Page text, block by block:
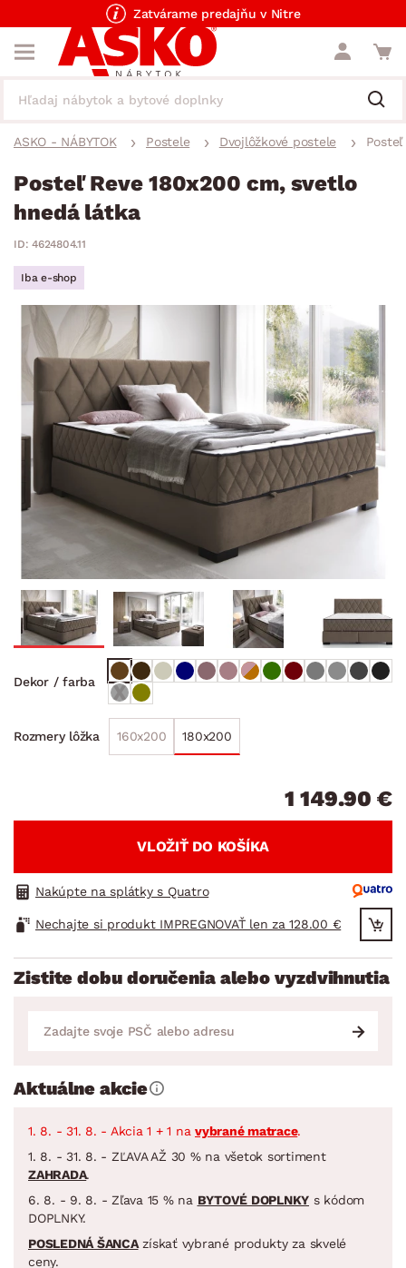
Zatvárame predajňu v Nitre
ASKO - NÁBYTOK Postele Dvojlôžkové postele
Posteľ Reve 180x200 cm, svetlo
hnedá látka
ID: 4624804.11
Iba e-shop
Dekor / farba
Rozmery lôžka 160x200 180x200
1 149.90 €
VLOŽIŤ DO KOŠÍKA
Nakúpte na splátky s Quatro
Nechajte si produkt IMPREGNOVAŤ len za 128.00 €
Zistite dobu doručenia alebo vyzdvihnutia
Aktuálne akcie
1. 8. - 31. 8. - Akcia 1 + 1 na vybrané matrace.
1. 8. - 31. 8. - ZĽAVA AŽ 30 % na všetok sortiment
ZAHRADA.
6. 8. - 9. 8. - Zľava 15 % na BYTOVÉ DOPLNKY s kódom
DOPLNKY.
POSLEDNÁ ŠANCAzískať vybrané produkty za skvelé
ceny.